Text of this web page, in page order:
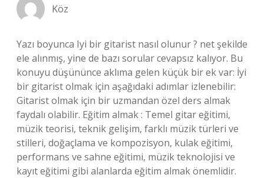
Köz
Yazı boyunca Iyi bir gitarist nasıl olunur ? net şekilde
ele alınmış, yine de bazı sorular cevapsız kalıyor. Bu
konuyu düşününce aklıma gelen küçük bir ek var: İyi
bir gitarist olmak için aşağıdaki adımlar izlenebilir:
Gitarist olmak için bir uzmandan özel ders almak
faydalı olabilir. Eğitim almak : Temel gitar eğitimi,
müzik teorisi, teknik gelişim, farklı müzik türleri ve
stilleri, doğaçlama ve kompozisyon, kulak eğitimi,
performans ve sahne eğitimi, müzik teknolojisi ve
kayıt eğitimi gibi alanlarda eğitim almak önemlidir.